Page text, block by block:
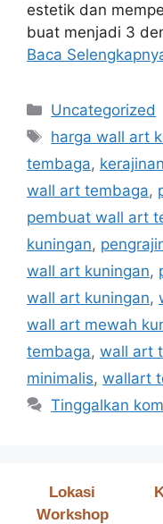
estetik dan
buat menjadi 3
Baca
Uncategorized
harga wall art
tembaga,
wall art tembaga,
pembuat wall art
kuningan,
wall art kuningan,
wall art kuningan,
wall art mewah
tembaga, wall art
minimalis, wallart
Tinggalkan
Lokasi
Workshop